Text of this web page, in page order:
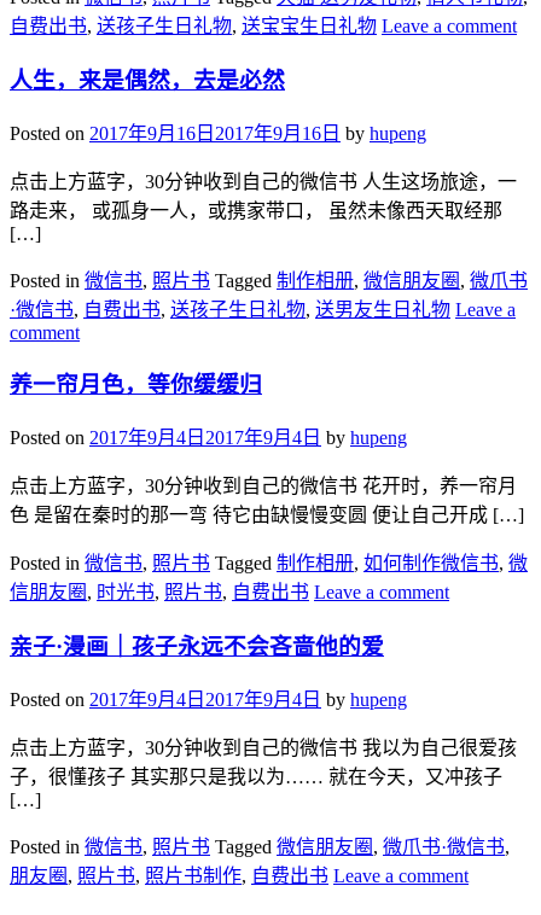
自费出书, 送孩子生日礼物, 送宝宝生日礼物 Leave a comment
人生，来是偶然，去是必然
Posted on 2017年9月16日 2017年9月16日 by hupeng
点击上方蓝字，30分钟收到自己的微信书 人生这场旅途，一
路走来， 或孤身一人，或携家带口， 虽然未像西天取经那
[…]
Posted in 微信书, 照片书 Tagged 制作相册, 微信朋友圈 , 微爪书
·微信书, 自费出书, 送孩子生日礼物, 送男友生日礼物 Leave a
comment
养一帘月色，等你缓缓归
Posted on 2017年9月4日 2017年9月4日 by hupeng
点击上方蓝字，30分钟收到自己的微信书 花开时，养一帘月
色 是留在秦时的那一弯 待它由缺慢慢变圆 便让自己开成 […]
Posted in 微信书, 照片书 Tagged 制作相册, 如何制作微信书, 微
信朋友圈 , 时光书, 照片书, 自费出书 Leave a comment
亲子·漫画｜孩子永远不会吝啬他的爱
Posted on 2017年9月4日 2017年9月4日 by hupeng
点击上方蓝字，30分钟收到自己的微信书 我以为自己很爱孩
子，很懂孩子 其实那只是我以为…… 就在今天，又冲孩子
[…]
Posted in 微信书, 照片书 Tagged 微信朋友圈 , 微爪书·微信书,
朋友圈 , 照片书, 照片书制作, 自费出书 Leave a comment